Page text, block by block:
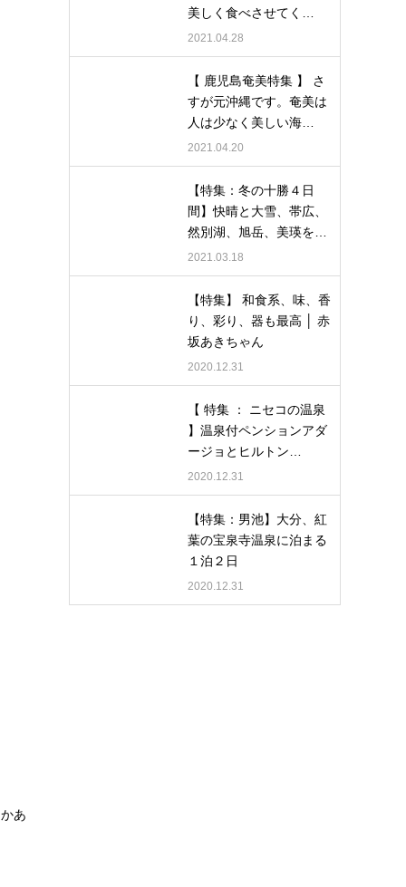
あ
美しく食べさせてく…
2021.04.28
【 鹿児島奄美特集 】 さ
すが元沖縄です。奄美は
人は少なく美しい海…
2021.04.20
【特集：冬の十勝４日
間】快晴と大雪、帯広、
然別湖、旭岳、美瑛を…
2021.03.18
【特集】 和食系、味、香
り、彩り、器も最高 │ 赤
坂あきちゃん
2020.12.31
【 特集 ： ニセコの温泉
】温泉付ペンションアダ
ージョとヒルトン…
2020.12.31
【特集：男池】大分、紅
葉の宝泉寺温泉に泊まる
１泊２日
2020.12.31